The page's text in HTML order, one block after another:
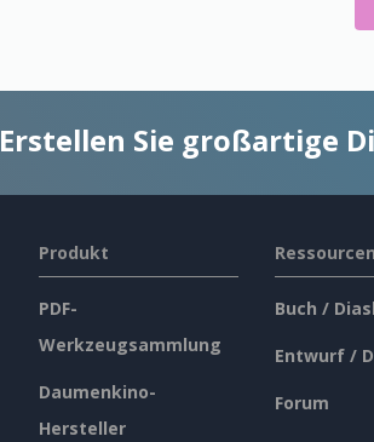
Erstellen Sie großartige
Produkt
PDF-
Werkzeugsammlung
Daumenkino-
Hersteller
Ressourcen
Buch /
Entwurf /
Forum